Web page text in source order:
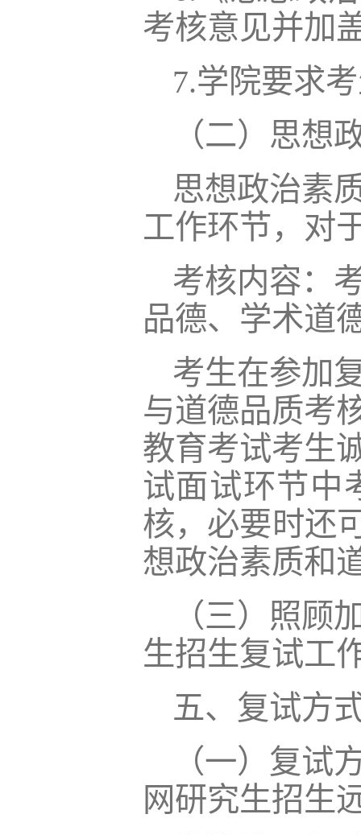
考核意见并加
7.学院要求
（二）思想
思想政治素
工作环节，对
考核内容：
品德、学术道
考生在参加
与道德品质考
教育考试考生
试面试环节中
核，必要时还
想政治素质和
（三）照顾
生招生复试工
五、复试方
（一）复试
网研究生招生